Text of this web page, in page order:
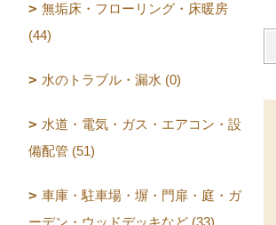
無垢床・フローリング・床暖房
(44)
水のトラブル・漏水 (0)
水道・電気・ガス・エアコン・設
備配管 (51)
車庫・駐車場・塀・門扉・庭・ガ
ーデン・ウッドデッキなど (33)